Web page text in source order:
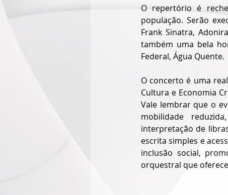
O repertório é
população. Serão
Frank Sinatra,
também uma bela
Federal, Água Quente.
O concerto é uma
Cultura e Economia
Vale lembrar que o
mobilidade
interpretação de
escrita simples e
inclusão social,
orquestral que